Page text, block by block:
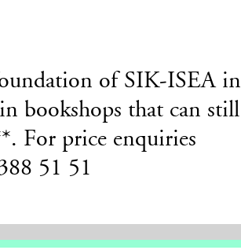
of SIK-ISEA in
bookshops that can still
For price enquiries
51 51